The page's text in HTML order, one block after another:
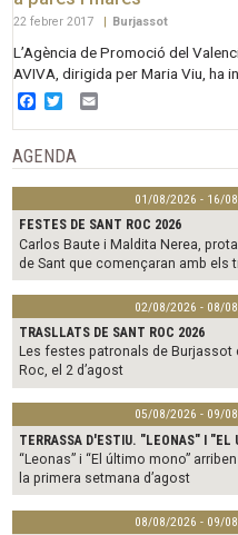
22 febrer 2017 | Burjassot
L’Agència de Promoció del
AVIVA, dirigida per Maria Viu, ha
Facebook
Twitter
AGENDA
01/08/2026 - 16/
FESTES DE SANT ROC 2026
Carlos Baute i Maldita Nerea,
de Sant que començaran amb els
02/08/2026 - 08/
TRASLLATS DE SANT ROC 2026
Les festes patronals de
Roc, el 2 d’agost
05/08/2026 - 09/
TERRASSA D'ESTIU. "LEONAS" I "EL
“Leonas” i “El último mono”
la primera setmana d’agost
08/08/2026 - 09/